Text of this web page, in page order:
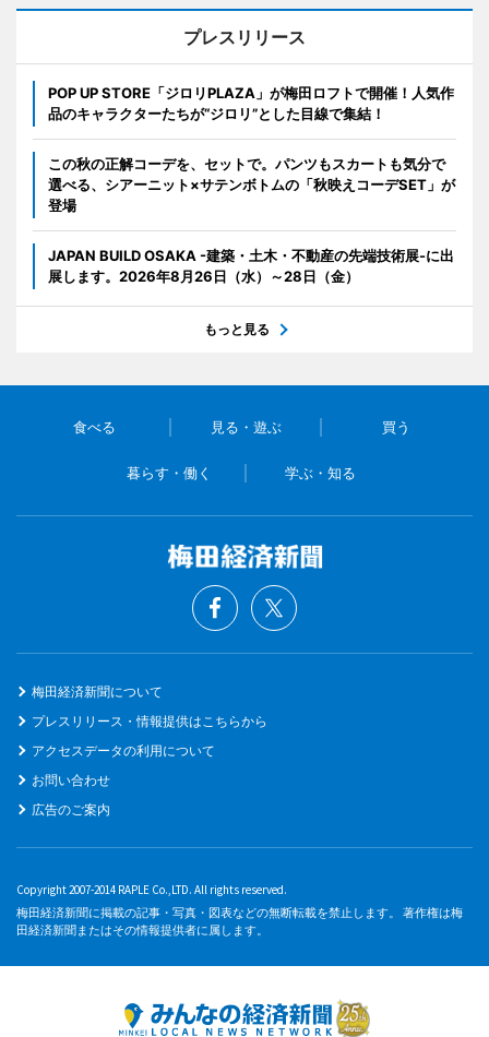
プレスリリース
POP UP STORE「ジロリPLAZA」が梅田ロフトで開催！人気作
品のキャラクターたちが“ジロリ”とした目線で集結！
この秋の正解コーデを、セットで。パンツもスカートも気分で
選べる、シアーニット×サテンボトムの「秋映えコーデSET」が
登場
JAPAN BUILD OSAKA -建築・土木・不動産の先端技術展-に出
展します。2026年8月26日（水）～28日（金）
もっと見る
食べる 見る・遊ぶ 買う
暮らす・働く 学ぶ・知る
梅田経済新聞について
プレスリリース・情報提供はこちらから
アクセスデータの利用について
お問い合わせ
広告のご案内
Copyright 2007-2014 RAPLE Co.,LTD. All rights reserved.
梅田経済新聞に掲載の記事・写真・図表などの無断転載を禁止します。 著作権は梅
田経済新聞またはその情報提供者に属します。